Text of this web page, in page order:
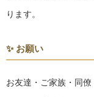
ります。
✨ お願い
お友達・ご家族・同僚